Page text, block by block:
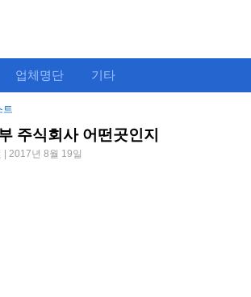
업체명단 기타
트
주식회사 어떤곳인지
| 2017년 8월 19일